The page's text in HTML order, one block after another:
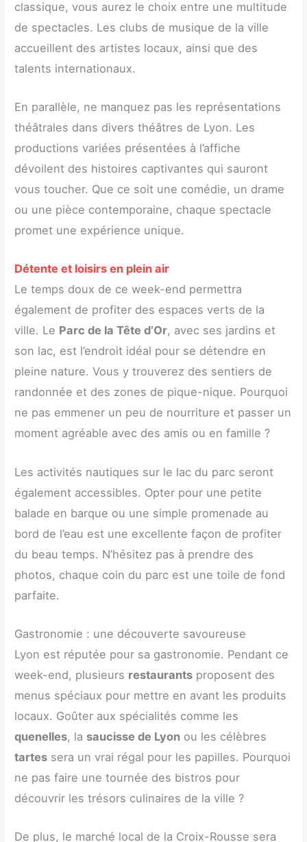
classique, vous aurez le choix entre une multitude
de spectacles. Les clubs de musique de la ville
accueillent des artistes locaux, ainsi que des
talents internationaux.
En parallèle, ne manquez pas les représentations
théâtrales dans divers théâtres de Lyon. Les
productions variées présentées à l’affiche
dévoilent des histoires captivantes qui sauront
vous toucher. Que ce soit une comédie, un drame
ou une pièce contemporaine, chaque spectacle
promet une expérience unique.
Détente et loisirs en plein air
Le temps doux de ce week-end permettra
également de profiter des espaces verts de la
ville. Le Parc de la Tête d’Or, avec ses jardins et
son lac, est l’endroit idéal pour se détendre en
pleine nature. Vous y trouverez des sentiers de
randonnée et des zones de pique-nique. Pourquoi
ne pas emmener un peu de nourriture et passer un
moment agréable avec des amis ou en famille ?
Les activités nautiques sur le lac du parc seront
également accessibles. Opter pour une petite
balade en barque ou une simple promenade au
bord de l’eau est une excellente façon de profiter
du beau temps. N’hésitez pas à prendre des
photos, chaque coin du parc est une toile de fond
parfaite.
Gastronomie : une découverte savoureuse
Lyon est réputée pour sa gastronomie. Pendant ce
week-end, plusieurs restaurants proposent des
menus spéciaux pour mettre en avant les produits
locaux. Goûter aux spécialités comme les
quenelles, la saucisse de Lyon ou les célèbres
tartes sera un vrai régal pour les papilles. Pourquoi
ne pas faire une tournée des bistros pour
découvrir les trésors culinaires de la ville ?
De plus, le marché local de la Croix-Rousse sera